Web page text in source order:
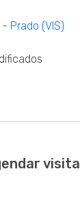
Prado (VIS)
visita